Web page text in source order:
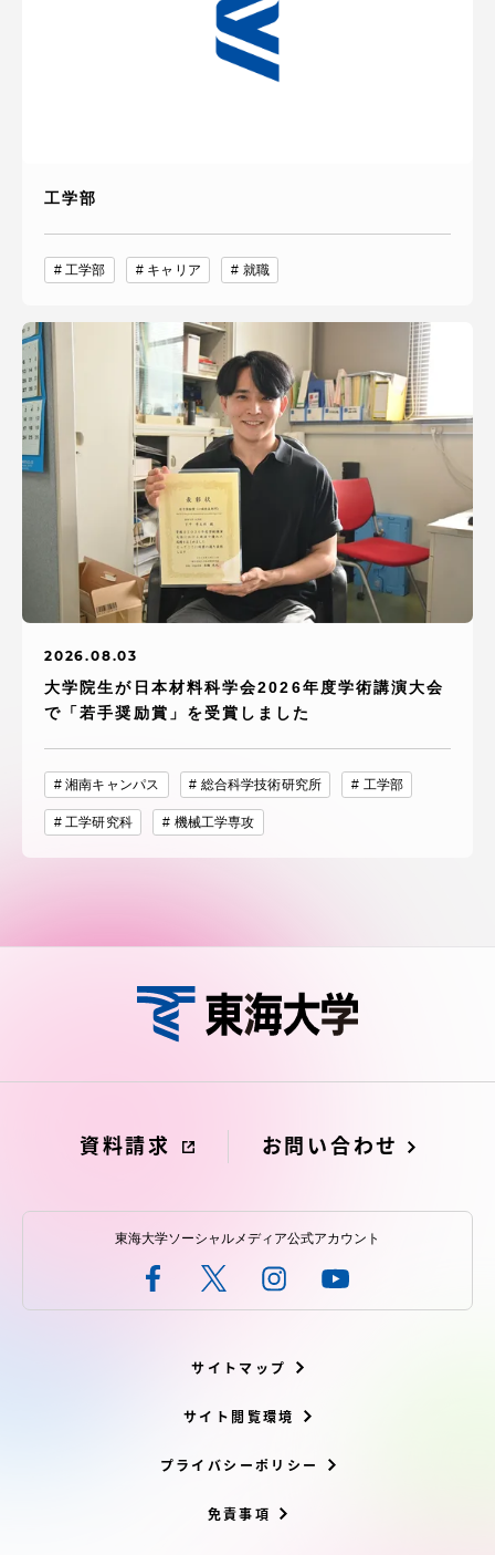
工学部
工学部 キャリア 就職
2026.08.03
大学院生が日本材料科学会2026年度学術講演大会
で「若手奨励賞」を受賞しました
湘南キャンパス 総合科学技術研究所 工学部
工学研究科 機械工学専攻
資料請求 お問い合わせ
東海大学ソーシャルメディア公式アカウント
サイトマップ
サイト閲覧環境
プライバシーポリシー
免責事項